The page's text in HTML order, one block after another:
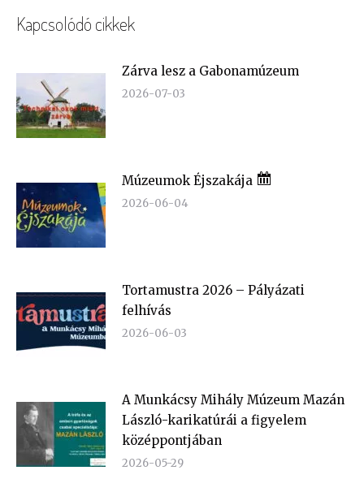
Kapcsolódó cikkek
Zárva lesz a Gabonamúzeum
2026-07-03
Múzeumok Éjszakája
2026-06-04
Tortamustra 2026 – Pályázati
felhívás
2026-06-03
A Munkácsy Mihály Múzeum Mazán
László-karikatúrái a figyelem
középpontjában
2026-05-29